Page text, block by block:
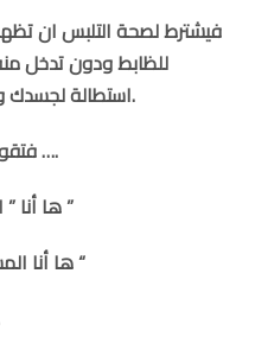
فيشترط لصحة التلبس ان
للظابط ودون تدخل
استطالة لجسدك ولا أى تفتيش مسبق لشخصك.
فتقول له الجريمة : ها أنا الجريمة ….
ها أنا ” القطعة البنية وأشبه الحشيش ”
” ها أنا المسحوق البيج وأشبه الهيروين “